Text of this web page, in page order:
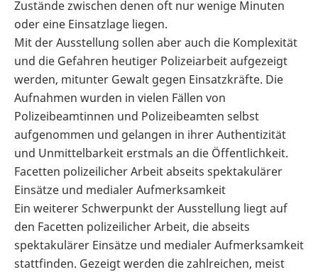
Zustände zwischen denen oft nur wenige Minuten
oder eine Einsatzlage liegen.
Mit der Ausstellung sollen aber auch die Komplexität
und die Gefahren heutiger Polizeiarbeit aufgezeigt
werden, mitunter Gewalt gegen Einsatzkräfte. Die
Aufnahmen wurden in vielen Fällen von
Polizeibeamtinnen und Polizeibeamten selbst
aufgenommen und gelangen in ihrer Authentizität
und Unmittelbarkeit erstmals an die Öffentlichkeit.
Facetten polizeilicher Arbeit abseits spektakulärer
Einsätze und medialer Aufmerksamkeit
Ein weiterer Schwerpunkt der Ausstellung liegt auf
den Facetten polizeilicher Arbeit, die abseits
spektakulärer Einsätze und medialer Aufmerksamkeit
stattfinden. Gezeigt werden die zahlreichen, meist